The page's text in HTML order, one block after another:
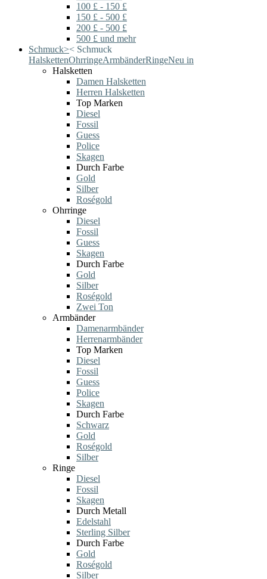
100 £ - 150 £
150 £ - 500 £
200 £ - 500 £
500 £ und mehr
Schmuck>< Schmuck
HalskettenOhrringeArmbänderRingeNeu in
Halsketten
Damen Halsketten
Herren Halsketten
Top Marken
Diesel
Fossil
Guess
Police
Skagen
Durch Farbe
Gold
Silber
Roségold
Ohrringe
Diesel
Fossil
Guess
Skagen
Durch Farbe
Gold
Silber
Roségold
Zwei Ton
Armbänder
Damenarmbänder
Herrenarmbänder
Top Marken
Diesel
Fossil
Guess
Police
Skagen
Durch Farbe
Schwarz
Gold
Roségold
Silber
Ringe
Diesel
Fossil
Skagen
Durch Metall
Edelstahl
Sterling Silber
Durch Farbe
Gold
Roségold
Silber